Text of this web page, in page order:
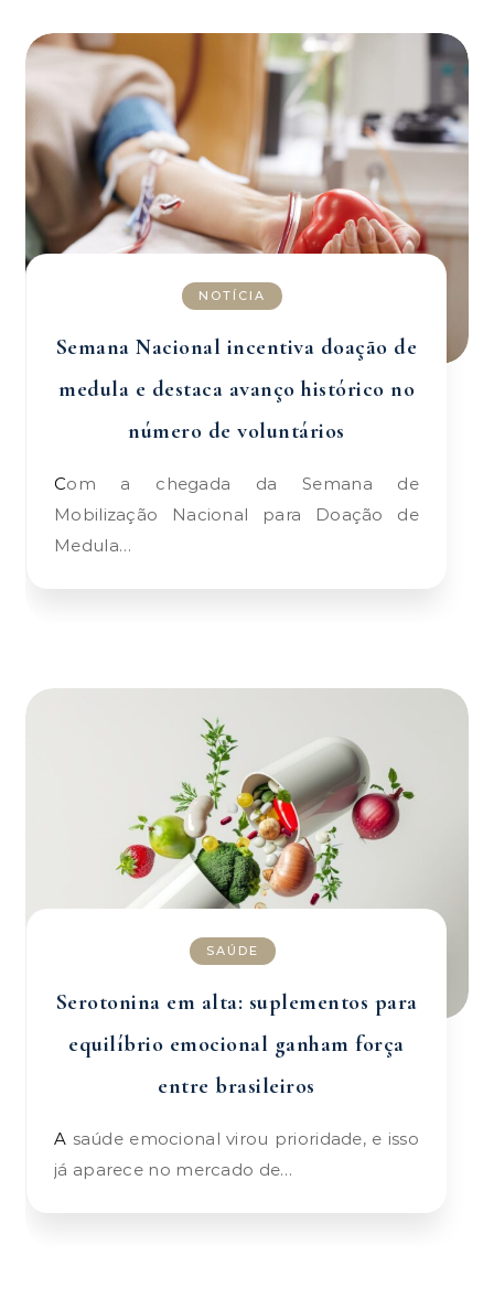
NOTÍCIA
Semana Nacional incentiva doação de
medula e destaca avanço histórico no
número de voluntários
Com a chegada da Semana de
Mobilização Nacional para Doação de
Medula…
SAÚDE
Serotonina em alta: suplementos para
equilíbrio emocional ganham força
entre brasileiros
A saúde emocional virou prioridade, e isso
já aparece no mercado de…